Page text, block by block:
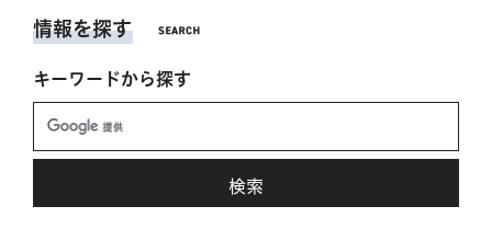
情報を探す
キーワードから探す